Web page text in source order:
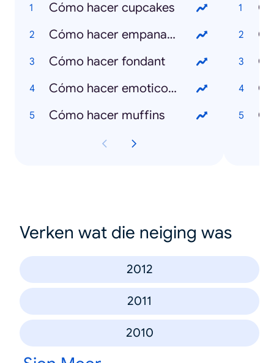
Cómo hacer cupcakes
Cómo hacer empanadas
Cómo hacer fondant
Cómo hacer emoticones
Cómo hacer muffins
Verken wat die neiging was
2012
2011
2010